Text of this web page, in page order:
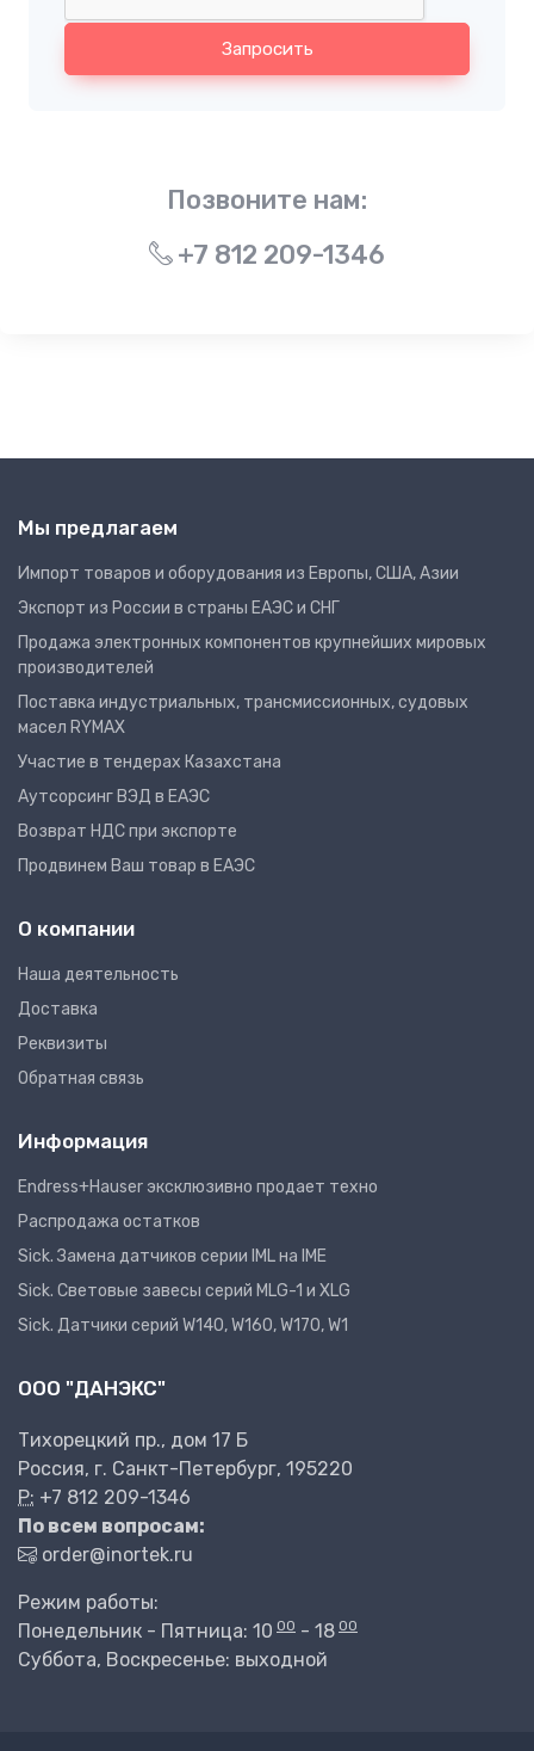
Запросить
Позвоните нам:
+7 812 209-1346
Мы предлагаем
Импорт товаров и оборудования из Европы, США, Азии
Экспорт из России в страны ЕАЭС и СНГ
Продажа электронных компонентов крупнейших мировых
производителей
Поставка индустриальных, трансмиссионных, судовых
масел RYMAX
Участие в тендерах Казахстана
Аутсорсинг ВЭД в ЕАЭС
Возврат НДС при экспорте
Продвинем Ваш товар в ЕАЭС
О компании
Наша деятельность
Доставка
Реквизиты
Обратная связь
Информация
Endress+Hauser эксклюзивно продает техно
Распродажа остатков
Sick. Замена датчиков серии IML на IME
Sick. Световые завесы серий MLG-1 и XLG
Sick. Датчики серий W140, W160, W170, W1
ООО "ДАНЭКС"
Тихорецкий пр., дом 17 Б
Россия, г. Санкт-Петербург, 195220
P: +7 812 209-1346
По всем вопросам:
order@inortek.ru
Режим работы:
Понедельник - Пятница: 10 00 - 18 00
Суббота, Воскресенье: выходной